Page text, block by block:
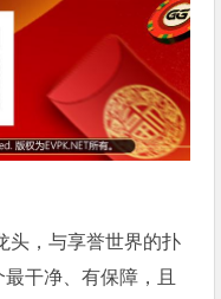
头，与享誉世界的扑
干净、有保障，且